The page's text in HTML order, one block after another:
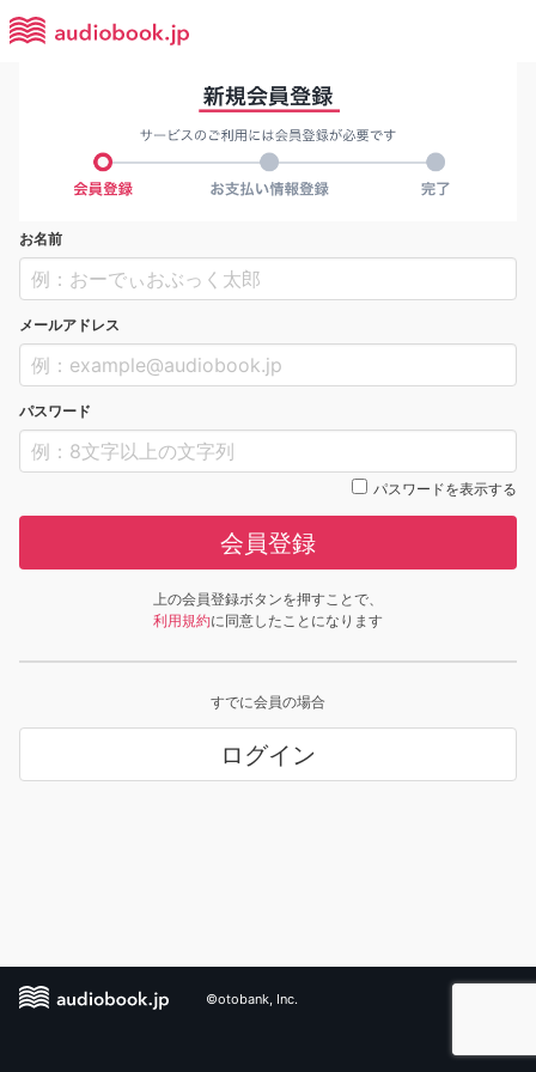
お名前
メールアドレス
パスワード
パスワードを表示する
会員登録
上の会員登録ボタンを押すことで、
利用規約に同意したことになります
すでに会員の場合
ログイン
©otobank, Inc.